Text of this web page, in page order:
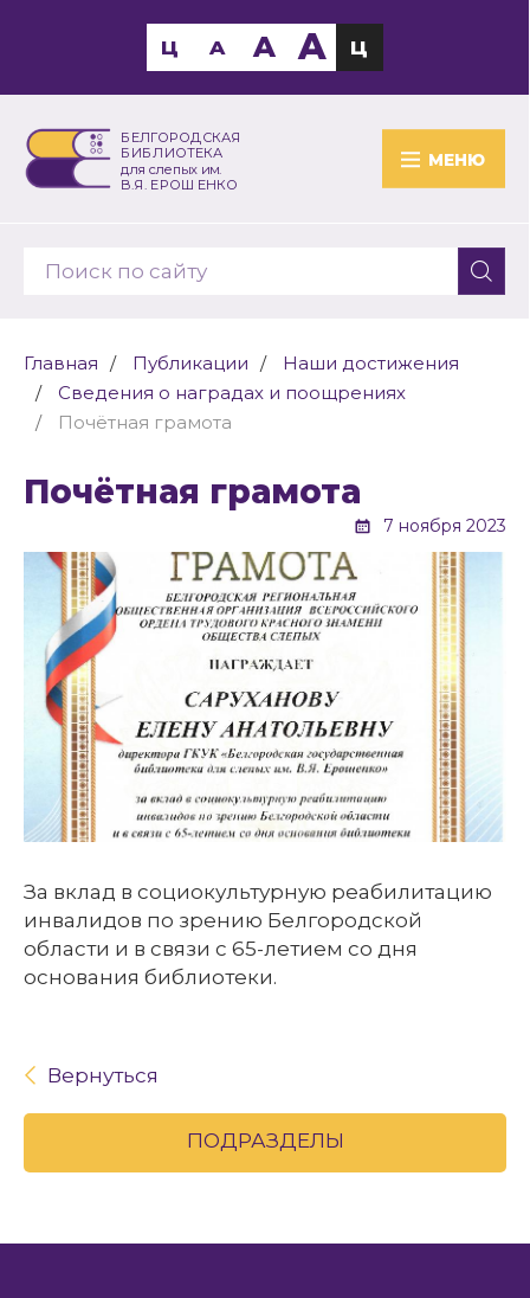
БЕЛГОРОДСКАЯ
БИБЛИОТЕКА
для слепых им.
В.Я. ЕРОШЕНКО
МЕНЮ
Ц A A A Ц
Главная Публикации
Наши достижения
Сведения о наградах и поощрениях
Почётная грамота
Почётная грамота
7 ноября 2023
За вклад в социокультурную реабилитацию
инвалидов по зрению Белгородской
области и в связи с 65-летием со дня
основания библиотеки.
Вернуться
ПОДРАЗДЕЛЫ